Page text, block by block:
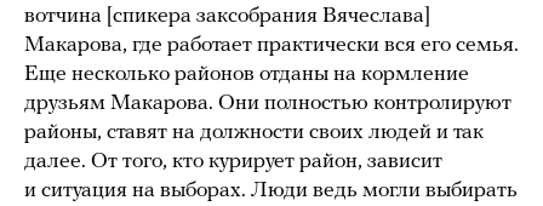
вотчина [спикера заксобрания Вячеслава]
Макарова, где работает практически вся его семья.
Еще несколько районов отданы на кормление
друзьям Макарова. Они полностью контролируют
районы, ставят на должности своих людей и так
далее. От того, кто курирует район, зависит
и ситуация на выборах. Люди ведь могли выбирать